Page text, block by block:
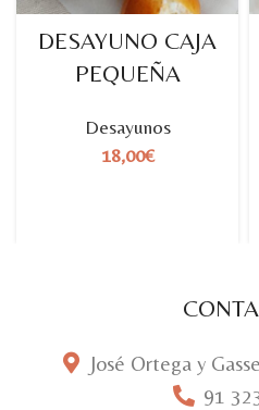
DESAYUNO CAJA
PEQUEÑA
Desayunos
18,00€
José Ortega y
91